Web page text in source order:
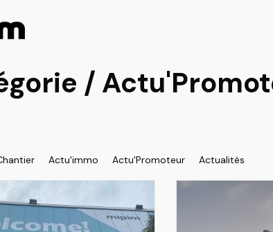
/
Actu'immo Actu'Promoteur Actualités